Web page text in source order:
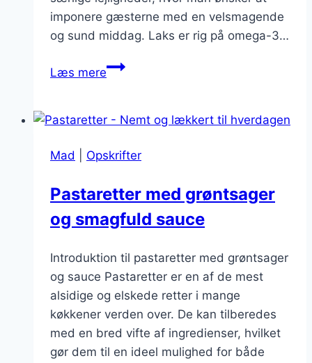
imponere gæsterne med en velsmagende
og sund middag. Laks er rig på omega-3…
Læs merePastaretter
og
til
lejligheder
Mad Opskrifter
Pastaretter med grøntsager
og smagfuld sauce
Introduktion til pastaretter med grøntsager
og sauce Pastaretter er en af de mest
alsidige og elskede retter i mange
køkkener verden over. De kan tilberedes
med en bred vifte af ingredienser, hvilket
gør dem til en ideel mulighed for både